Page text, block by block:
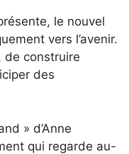
le nouvel
vers l’avenir.
de construire
des
» d’Anne
qui regarde au-